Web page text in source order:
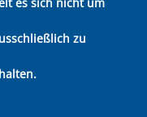
es sich nicht um
zu